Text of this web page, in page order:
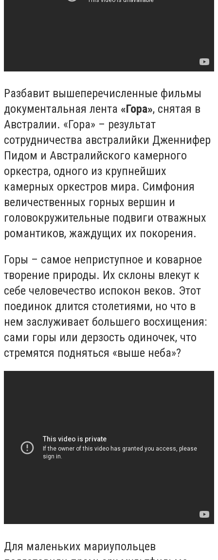
Разбавит вышеперечисленные фильмы
документальная лента «Гора», снятая в
Австралии. «Гора» – результат
сотрудничества австралийки Дженнифер
Пидом и Австралийского камерного
оркестра, одного из крупнейших
камерных оркестров мира. Симфония
величественных горных вершин и
головокружительные подвиги отважных
романтиков, жаждущих их покорения.
Горы – самое неприступное и коварное
творение природы. Их склоны влекут к
себе человечество испокон веков. Этот
поединок длится столетиями, но что в
нем заслуживает большего восхищения:
сами горы или дерзость одиночек, что
стремятся подняться «выше неба»?
Для маленьких мариупольцев